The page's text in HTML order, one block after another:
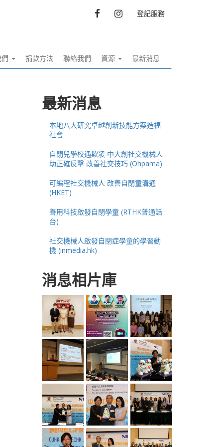
FACEBOOKINSTAGRAM
登記服務
捐款方法 聯絡我們 資源 最新消息
最新消息
本地八大研究卓越創新技能方案造福
社會
自閉兒學校遇欺凌 中大創社交機械人
助正確反擊 改善社交技巧 (Ohpama)
可編程社交機械人 改善自閉童溝通
(HKET)
善用科技啟發自閉學童 (RTHK普通話
台)
社交機械人啟發自閉症學童的學習動
機 (inmedia.hk)
消息相片庫